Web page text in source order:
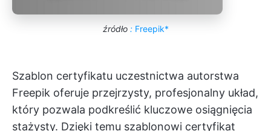
źródło : Freepik*
Szablon certyfikatu uczestnictwa autorstwa
Freepik oferuje przejrzysty, profesjonalny układ,
który pozwala podkreślić kluczowe osiągnięcia
stażysty. Dzięki temu szablonowi certyfikat